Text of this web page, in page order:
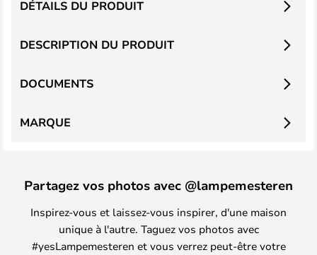
DESCRIPTION DU PRODUIT
DÉTAILS DU PRODUIT
DOCUMENTS
MARQUE
Partagez vos photos avec @lampemesteren
Inspirez-vous et laissez-vous inspirer, d'une maison
unique à l'autre. Taguez vos photos avec
#yesLampemesteren et vous verrez peut-être votre